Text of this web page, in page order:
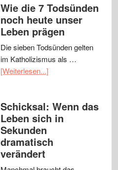
Wie die 7 Todsünden
noch heute unser
Leben prägen
Die sieben Todsünden gelten
im Katholizismus als …
[Weiterlesen...]
Schicksal: Wenn das
Leben sich in
Sekunden
dramatisch
verändert